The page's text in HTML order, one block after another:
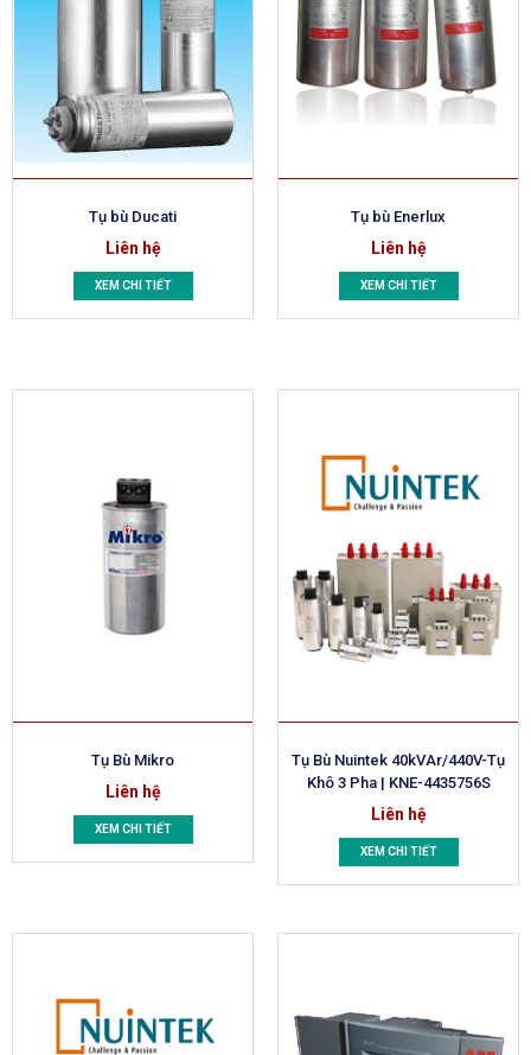
Tụ bù Ducati
Liên hệ
XEM CHI TIẾT
Tụ bù Enerlux
Liên hệ
XEM CHI TIẾT
Tụ Bù Mikro
Liên hệ
XEM CHI TIẾT
Tụ Bù Nuintek 40kVAr/440V-Tụ
Khô 3 Pha | KNE-4435756S
Liên hệ
XEM CHI TIẾT